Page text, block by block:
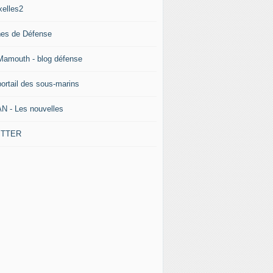
de Défense
- blog défense
des sous-marins
- Les nouvelles